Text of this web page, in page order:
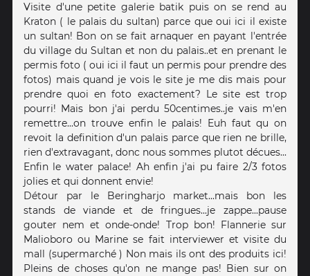
Visite d'une petite galerie batik puis on se rend au
Kraton ( le palais du sultan) parce que oui ici il existe
un sultan! Bon on se fait arnaquer en payant l'entrée
du village du Sultan et non du palais..et en prenant le
permis foto ( oui ici il faut un permis pour prendre des
fotos) mais quand je vois le site je me dis mais pour
prendre quoi en foto exactement? Le site est trop
pourri! Mais bon j'ai perdu 50centimes..je vais m'en
remettre...on trouve enfin le palais! Euh faut qu on
revoit la definition d'un palais parce que rien ne brille,
rien d'extravagant, donc nous sommes plutot décues...
Enfin le water palace! Ah enfin j'ai pu faire 2/3 fotos
jolies et qui donnent envie!
Détour par le Beringharjo market...mais bon les
stands de viande et de fringues...je zappe...pause
gouter nem et onde-onde! Trop bon! Flannerie sur
Malioboro ou Marine se fait interviewer et visite du
mall (supermarché ) Non mais ils ont des produits ici!
Pleins de choses qu'on ne mange pas! Bien sur on